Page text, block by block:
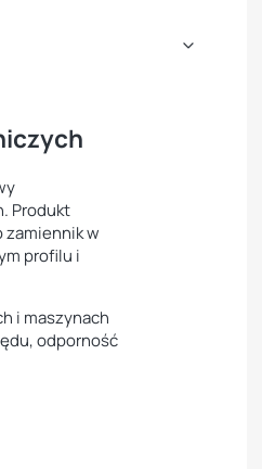
Produkt
zamiennik w
profilu i
i maszynach
odporność